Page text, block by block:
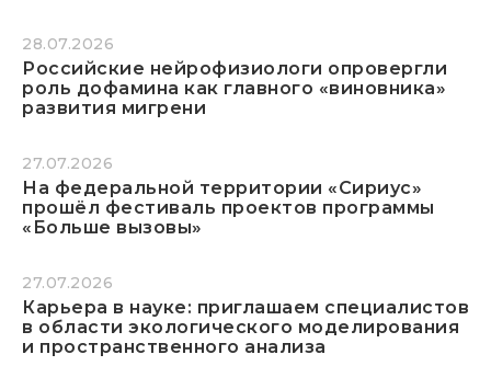
28.07.2026
Российские нейрофизиологи опровергли
роль дофамина как главного «виновника»
развития мигрени
27.07.2026
На федеральной территории «Сириус»
прошёл фестиваль проектов программы
«Больше вызовы»
27.07.2026
Карьера в науке: приглашаем специалистов
в области экологического моделирования
и пространственного анализа